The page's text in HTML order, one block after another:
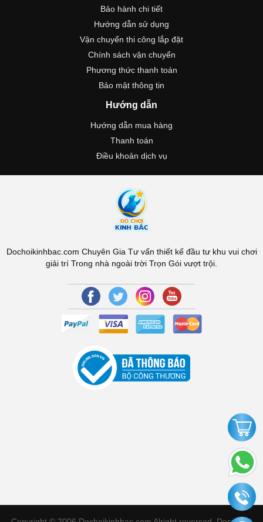
Bảo hành chi tiết
Hướng dẫn sử dụng
Vận chuyển thi công lắp đặt
Chính sách vận chuyển
Phương thức thanh toán
Bảo mật thông tin
Hướng dẫn
Hướng dẫn mua hàng
Thanh toán
Điều khoản dịch vụ
Dochoikinhbac.com Chuyên Gia Tư vấn thiết kế đầu tư khu vui chơi
giải trí Trong nhà ngoài trời Trọn Gói vượt trội.